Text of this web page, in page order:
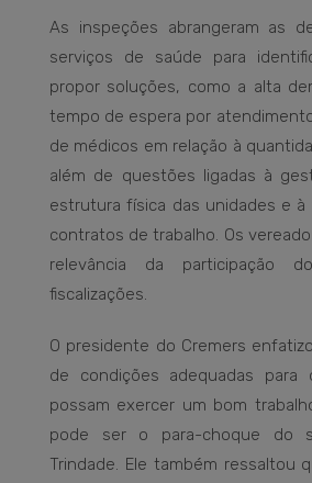
As inspeções abrangeram as
serviços de saúde para
propor soluções, como a alta
tempo de espera por
de médicos em relação à
além de questões ligadas à
estrutura física das unidades e à
contratos de trabalho. Os
relevância da participação
fiscalizações.
O presidente do Cremers
de condições adequadas para
possam exercer um bom
pode ser o para-choque do
Trindade. Ele também ressaltou